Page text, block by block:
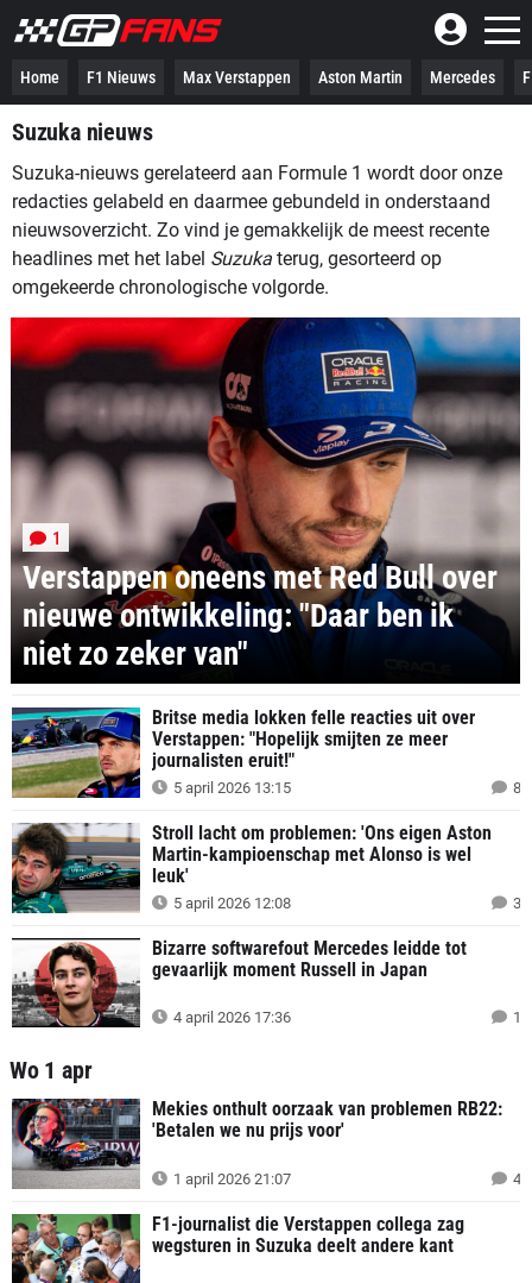
Home F1 Nieuws Max Verstappen Aston Martin Mercedes
Suzuka nieuws
Suzuka-nieuws gerelateerd aan Formule 1 wordt door onze
redacties gelabeld en daarmee gebundeld in onderstaand
nieuwsoverzicht. Zo vind je gemakkelijk de meest recente
headlines met het label Suzuka terug, gesorteerd op
omgekeerde chronologische volgorde.
Verstappen oneens met Red Bull over
nieuwe ontwikkeling: "Daar ben ik
niet zo zeker van"
1
Britse media lokken felle reacties uit over
Verstappen: "Hopelijk smijten ze meer
journalisten eruit!"
5 april 2026 13:15 8
Stroll lacht om problemen: 'Ons eigen Aston
Martin-kampioenschap met Alonso is wel
leuk'
5 april 2026 12:08 3
Bizarre softwarefout Mercedes leidde tot
gevaarlijk moment Russell in Japan
4 april 2026 17:36 1
Wo 1 apr
Mekies onthult oorzaak van problemen RB22:
'Betalen we nu prijs voor'
1 april 2026 21:07 4
F1-journalist die Verstappen collega zag
wegsturen in Suzuka deelt andere kant